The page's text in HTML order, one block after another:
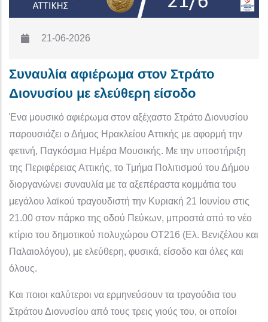
21-06-2026
Συναυλία αφιέρωμα στον Στράτο
Διονυσίου με ελεύθερη είσοδο
Ένα μουσικό αφιέρωμα στον αξέχαστο Στράτο Διονυσίου
παρουσιάζει ο Δήμος Ηρακλείου Αττικής με αφορμή την
φετινή, Παγκόσμια Ημέρα Μουσικής. Με την υποστήριξη
της Περιφέρειας Αττικής, το Τμήμα Πολιτισμού του Δήμου
διοργανώνει συναυλία με τα αξεπέραστα κομμάτια του
μεγάλου λαϊκού τραγουδιστή την Κυριακή 21 Ιουνίου στις
21.00 στον πάρκο της οδού Πεύκων, μπροστά από το νέο
κτίριο του δημοτικού πολυχώρου ΟΤ216 (Ελ. Βενιζέλου και
Παλαιολόγου), με ελεύθερη, φυσικά, είσοδο και όλες και
όλους.
Και ποιοι καλύτεροι να ερμηνεύσουν τα τραγούδια του
Στράτου Διονυσίου από τους τρεις γιούς του, οι οποίοι